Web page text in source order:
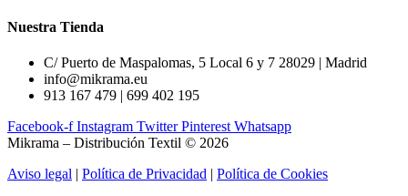
Nuestra Tienda
C/ Puerto de Maspalomas, 5 Local 6 y 7 28029 | Madrid
info@mikrama.eu
913 167 479 | 699 402 195
Facebook-f Instagram Twitter Pinterest Whatsapp
Mikrama – Distribución Textil © 2026
Aviso legal | Política de Privacidad | Política de Cookies